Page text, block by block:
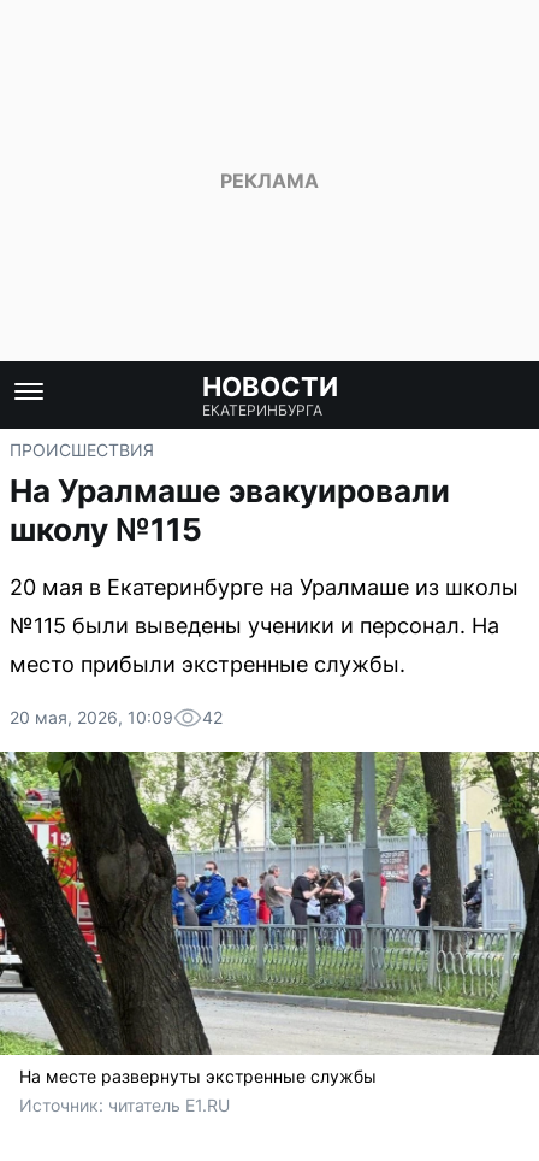
НОВОСТИ
ЕКАТЕРИНБУРГА
ПРОИСШЕСТВИЯ
На Уралмаше эвакуировали
школу №115
20 мая в Екатеринбурге на Уралмаше из школы
№115 были выведены ученики и персонал. На
место прибыли экстренные службы.
20 мая, 2026, 10:09 42
На месте развернуты экстренные службы
Источник: читатель E1.RU